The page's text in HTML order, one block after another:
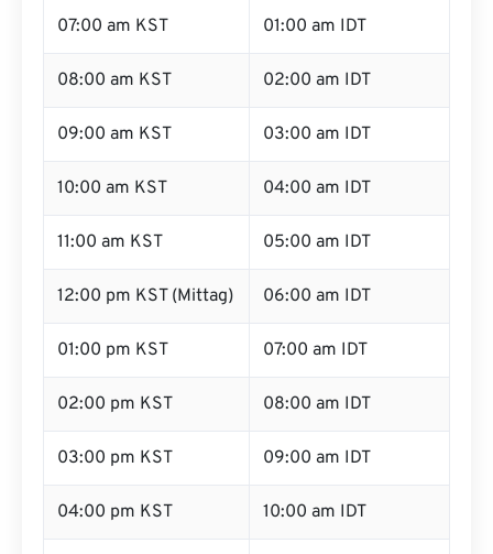
07:00 am KST 01:00 am IDT
08:00 am KST 02:00 am IDT
09:00 am KST 03:00 am IDT
10:00 am KST 04:00 am IDT
11:00 am KST 05:00 am IDT
12:00 pm KST (Mittag) 06:00 am IDT
01:00 pm KST 07:00 am IDT
02:00 pm KST 08:00 am IDT
03:00 pm KST 09:00 am IDT
04:00 pm KST 10:00 am IDT